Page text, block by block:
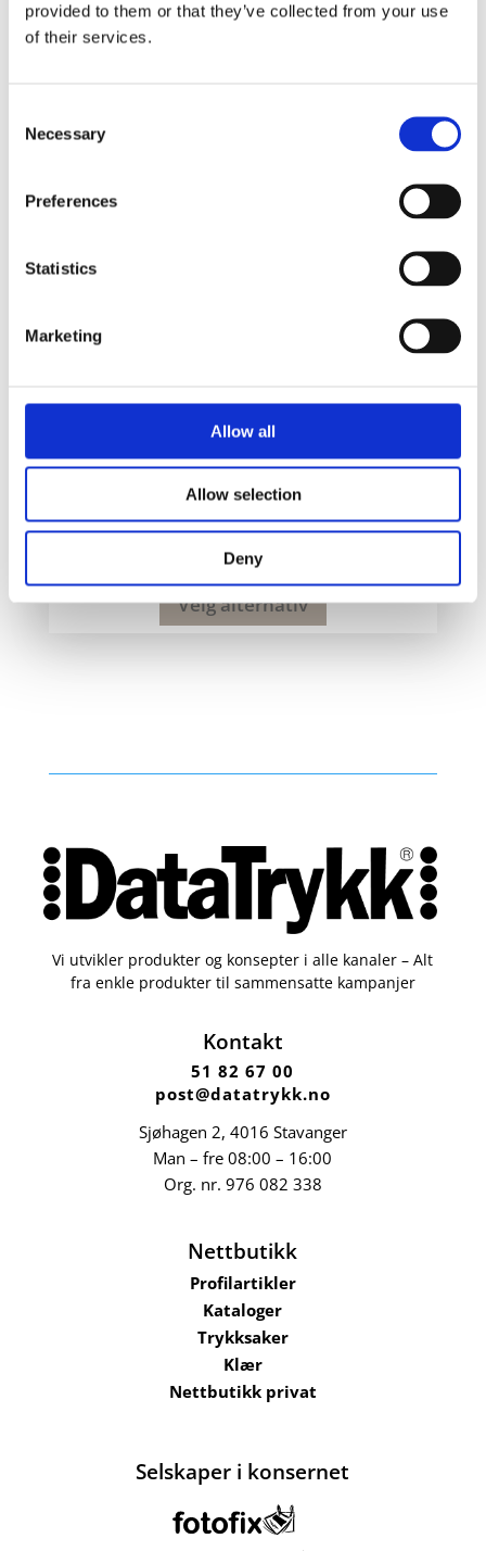
provided to them or that they’ve collected from your use
of their services.
Selection
Necessary
Preferences
Statistics
Marketing
Allow all
Allow selection
Deny
Velg alternativ
Mount-up magnetisk smarttelefonholder
64kr
Velg alternativ
Vi utvikler produkter og konsepter i alle kanaler – Alt
fra enkle produkter til sammensatte kampanjer
Kontakt
51 82 67 00
post@datatrykk.no
Sjøhagen 2, 4016 Stavanger
Man – fre 08:00 – 16:00
Org. nr. 976 082 338
Nettbutikk
Profilartikler
Kataloger
Trykksaker
Klær
Nettbutikk privat
Selskaper i konsernet